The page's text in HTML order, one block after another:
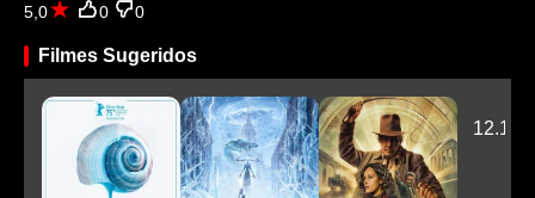
5,0 0 0
Filmes Sugeridos
12.12: